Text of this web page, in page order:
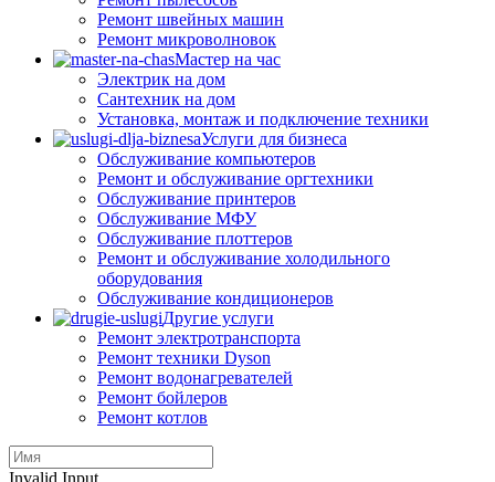
Ремонт швейных машин
Ремонт микроволновок
Мастер на час
Электрик на дом
Сантехник на дом
Установка, монтаж и подключение техники
Услуги для бизнеса
Обслуживание компьютеров
Ремонт и обслуживание оргтехники
Обслуживание принтеров
Обслуживание МФУ
Обслуживание плоттеров
Ремонт и обслуживание холодильного
оборудования
Обслуживание кондиционеров
Другие услуги
Ремонт электротранспорта
Ремонт техники Dyson
Ремонт водонагревателей
Ремонт бойлеров
Ремонт котлов
Invalid Input